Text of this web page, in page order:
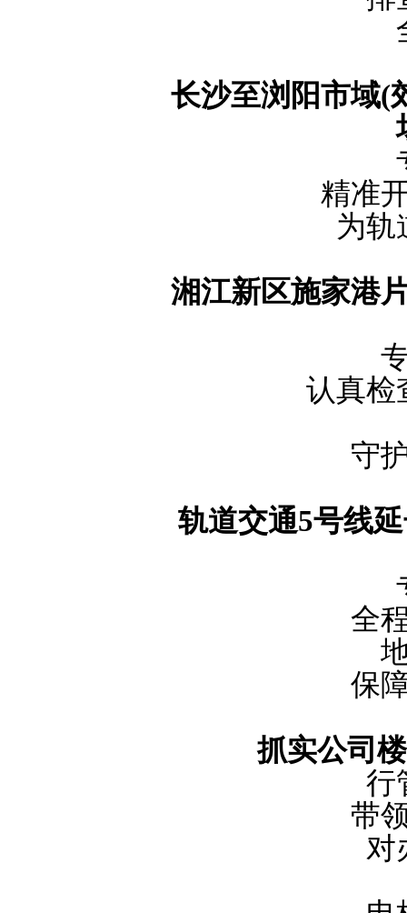
长沙至浏阳市域(
精准
为轨
湘江新区施家港
认真检
守
轨道交通5号线
全
保
抓实公司
行
带
对